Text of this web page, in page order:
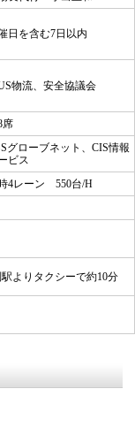
日を含む7日以内
物流、安全協議会
席
グローブネット、CIS情報
ビス
4レーン 550台/H
よりタクシーで約10分